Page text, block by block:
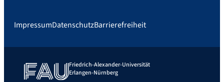
ImpressumDatenschutzBarrierefreiheit
Friedrich-Alexander-Universität
Erlangen-Nürnberg